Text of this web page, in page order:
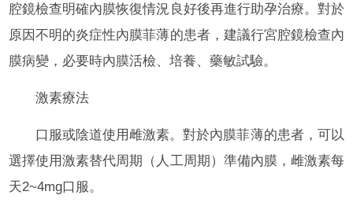
腔鏡檢查明確內膜恢復情況良好後再進行助孕治療。對於
原因不明的炎症性內膜菲薄的患者，建議行宮腔鏡檢查內
膜病變，必要時內膜活檢、培養、藥敏試驗。
激素療法
口服或陰道使用雌激素。對於內膜菲薄的患者，可以
選擇使用激素替代周期（人工周期）準備內膜，雌激素每
天2~4mg口服。